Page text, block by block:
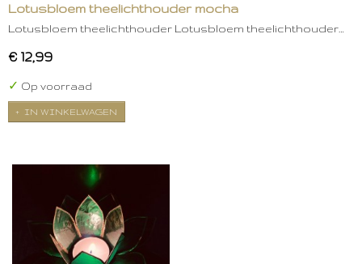
Lotusbloem theelichthouder mocha
Lotusbloem theelichthouder Lotusbloem theelichthouder…
€ 12,99
✓ Op voorraad
IN WINKELWAGEN